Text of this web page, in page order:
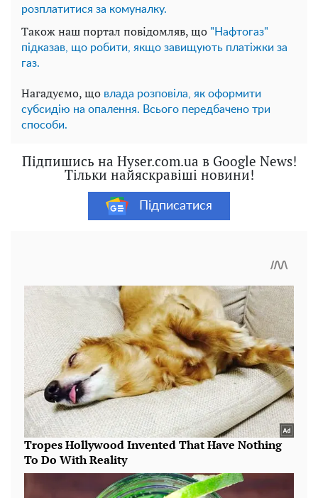
розплатитися за комуналку.
Також наш портал повідомляв, що "Нафтогаз"
підказав, що робити, якщо завищують платіжки за
газ.
Нагадуємо, що влада розповіла, як оформити
субсидію на опалення. Всього передбачено три
способи.
Підпишись на Hyser.com.ua в Google News!
Тільки найяскравіші новини!
Підписатися